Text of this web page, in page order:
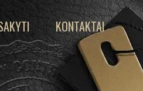
KONTAKTAI